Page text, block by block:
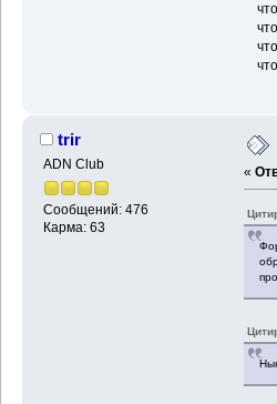
что
что
что
что
trir
ADN Club
Сообщений: 476
Карма: 63
«